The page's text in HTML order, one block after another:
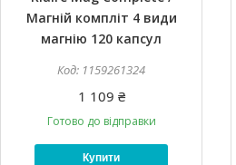
Магній компліт 4 види
магнію 120 капсул
1159261324
1 109 ₴
Готово до відправки
Купити